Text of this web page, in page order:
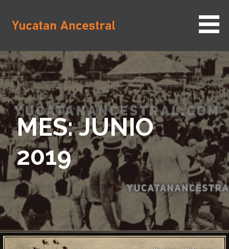
contenido
YUCATAN ANCESTRAL
MES: JUNIO
2019